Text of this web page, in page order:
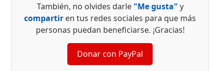
También, no olvides darle "Me gusta" y
compartir en tus redes sociales para que más
personas puedan beneficiarse. ¡Gracias!
Donar con PayPal